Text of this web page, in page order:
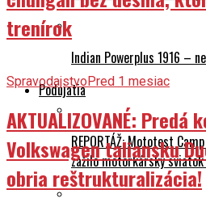
Indian Powerplus 1916 –
Podujatia
REPORTÁŽ: Mototest
zažilo motorkársky
trenírok
SpravodajstvoPred 1 mesiac
AKTUALIZOVANÉ: Predá
Volkswagen taliansku
obria reštrukturalizácia!